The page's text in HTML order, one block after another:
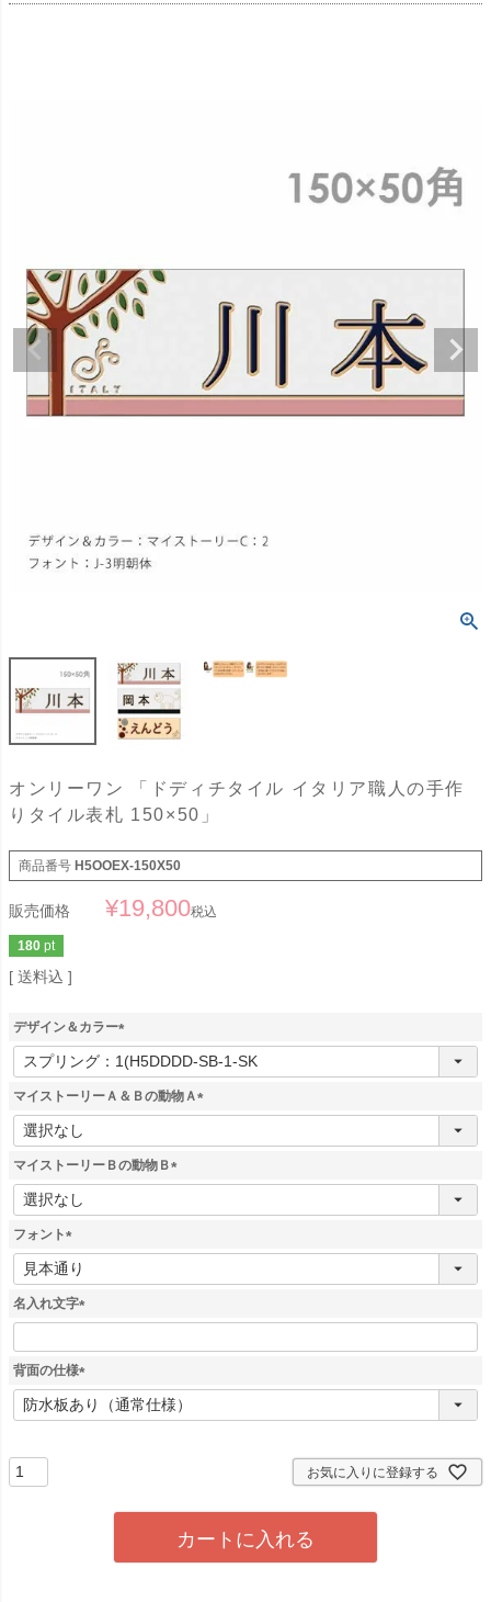
オンリーワン 「ドディチタイル イタリア職人の手作
りタイル表札 150×50」
商品番号 H5OOEX-150X50
販売価格 ¥19,800税込
180 pt
送料込
デザイン＆カラー
(
必
須
マイストーリーＡ＆Ｂの動物Ａ
(
マイストーリーＢの動物Ｂ
(
フォント
(
必
須
名入れ文字
(
須
)
背面の仕様
(
必
お気に入りに登録する
カートに入れる